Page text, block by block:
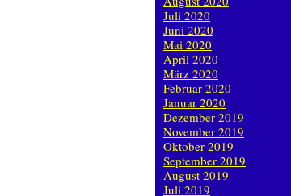
Juli 2020
Juni 2020
Mai 2020
April 2020
März 2020
Februar 2020
Januar 2020
Dezember 2019
November 2019
Oktober 2019
September 2019
August 2019
Juli 2019